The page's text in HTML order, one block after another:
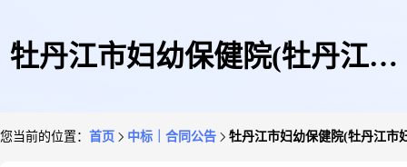
牡丹江市妇幼保健院(牡丹江市
您当前的位置： 首页 中标｜合同公告 牡丹江市妇幼保健院(牡丹江市